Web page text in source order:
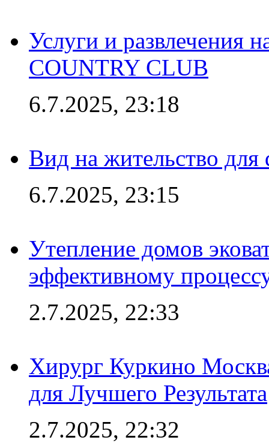
Услуги и развлечения
COUNTRY CLUB
6.7.2025, 23:18
Вид на жительство
6.7.2025, 23:15
Утепление домов
эффективному
2.7.2025, 22:33
Хирург Куркино
для Лучшего Результата
2.7.2025, 22:32